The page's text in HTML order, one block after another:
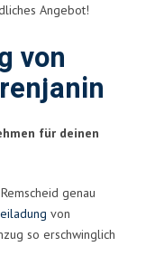
Angebot!
von
für deinen
genau
von
so erschwinglich